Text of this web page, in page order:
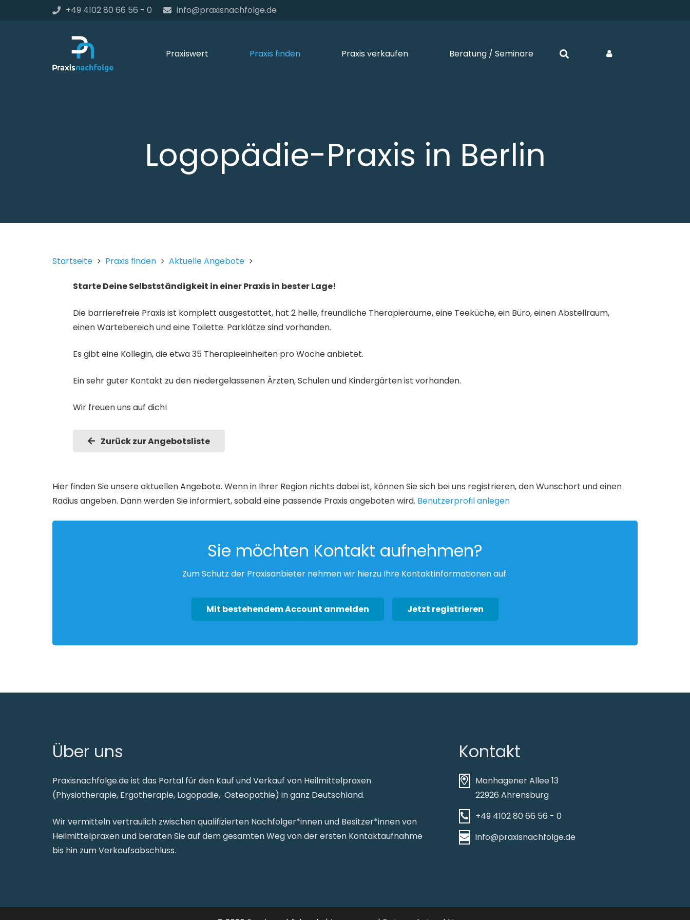
+49 4102 80 66 56 - 0 info@praxisnachfolge.de
Praxiswert Praxis finden Praxis verkaufen Beratung / Seminare
Logopädie-Praxis in Berlin
Startseite Praxis finden Aktuelle Angebote
Starte Deine Selbstständigkeit in einer Praxis in bester Lage!
Die barrierefreie Praxis ist komplett ausgestattet, hat 2 helle, freundliche Therapieräume, eine Teeküche, ein Büro, einen Abstellraum,
einen Wartebereich und eine Toilette. Parklätze sind vorhanden.
Es gibt eine Kollegin, die etwa 35 Therapieeinheiten pro Woche anbietet.
Ein sehr guter Kontakt zu den niedergelassenen Ärzten, Schulen und Kindergärten ist vorhanden.
Wir freuen uns auf dich!
Zurück zur Angebotsliste
Hier finden Sie unsere aktuellen Angebote. Wenn in Ihrer Region nichts dabei ist, können Sie sich bei uns registrieren, den Wunschort und einen
Radius angeben. Dann werden Sie informiert, sobald eine passende Praxis angeboten wird. Benutzerprofil anlegen
Sie möchten Kontakt aufnehmen?
Zum Schutz der Praxisanbieter nehmen wir hierzu Ihre Kontaktinformationen auf.
Mit bestehendem Account anmelden Jetzt registrieren
Über uns
Praxisnachfolge.de ist das Portal für den Kauf und Verkauf von Heilmittelpraxen
(Physiotherapie, Ergotherapie, Logopädie, Osteopathie) in ganz Deutschland.
Wir vermitteln vertraulich zwischen qualifizierten Nachfolger*innen und Besitzer*innen von
Heilmittelpraxen und beraten Sie auf dem gesamten Weg von der ersten Kontaktaufnahme
bis hin zum Verkaufsabschluss.
Kontakt
Manhagener Allee 13
22926 Ahrensburg
+49 4102 80 66 56 - 0
info@praxisnachfolge.de